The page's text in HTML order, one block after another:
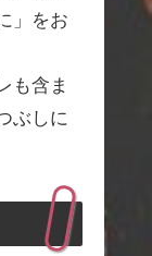
」をお
も含ま
ぶしに